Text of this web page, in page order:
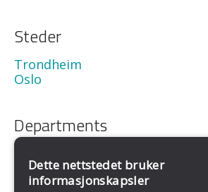
Steder
Trondheim
Oslo
Departments
Development
Economy and finance
Dette nettstedet bruker
informasjonskapsler